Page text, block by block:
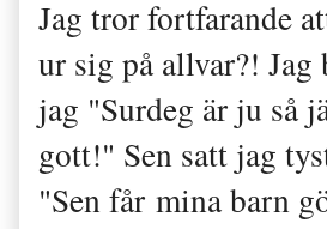
Jag tror fortfarande
ur sig på allvar?! Jag
jag "Surdeg är ju så
gott!" Sen satt jag
"Sen får mina barn